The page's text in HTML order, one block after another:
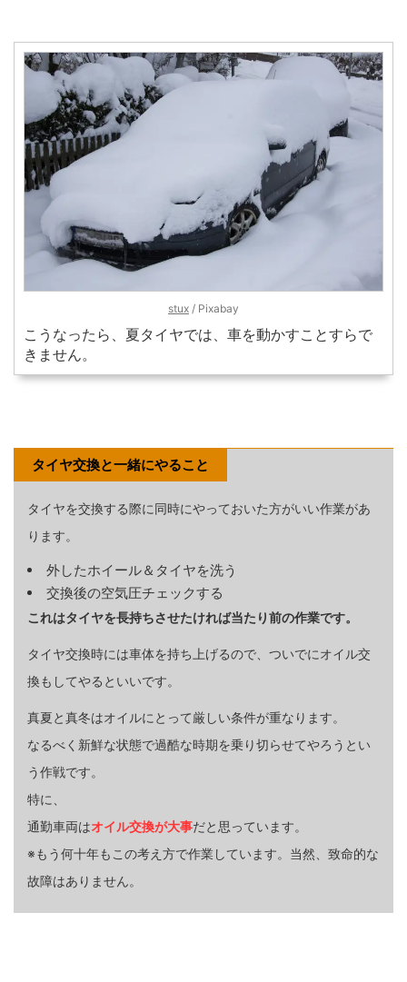
stux / Pixabay
こうなったら、夏タイヤでは、車を動かすことすらで
きません。
タイヤ交換と一緒にやること
タイヤを交換する際に同時にやっておいた方がいい作業があ
ります。
外したホイール＆タイヤを洗う
交換後の空気圧チェックする
これはタイヤを長持ちさせたければ当たり前の作業です。
タイヤ交換時には車体を持ち上げるので、ついでにオイル交
換もしてやるといいです。
真夏と真冬はオイルにとって厳しい条件が重なります。
なるべく新鮮な状態で過酷な時期を乗り切らせてやろうとい
う作戦です。
特に、
通勤車両はオイル交換が大事だと思っています。
※もう何十年もこの考え方で作業しています。当然、致命的な
故障はありません。